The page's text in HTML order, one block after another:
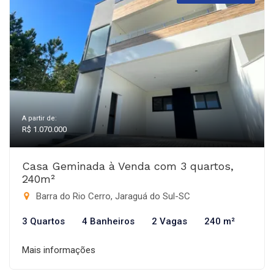
A partir de:
R$ 1.070.000
Casa Geminada à Venda com 3 quartos,
240m²
Barra do Rio Cerro, Jaraguá do Sul-SC
3 Quartos 4 Banheiros 2 Vagas 240 m²
Mais informações